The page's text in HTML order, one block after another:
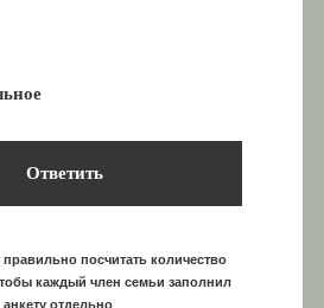
Ответить
посчитать количество
каждый член семьи заполнил
анкету отдельно